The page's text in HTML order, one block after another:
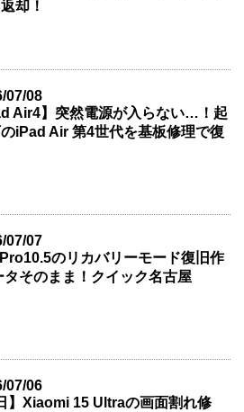
却！
07/08
Air4】突然電源が入らない…！起
iPad Air 第4世代を基板修理で復
07/07
のリカバリーモード復旧作
タそのまま！クイック名古屋
07/06
】Xiaomi 15 Ultraの画面割れ修